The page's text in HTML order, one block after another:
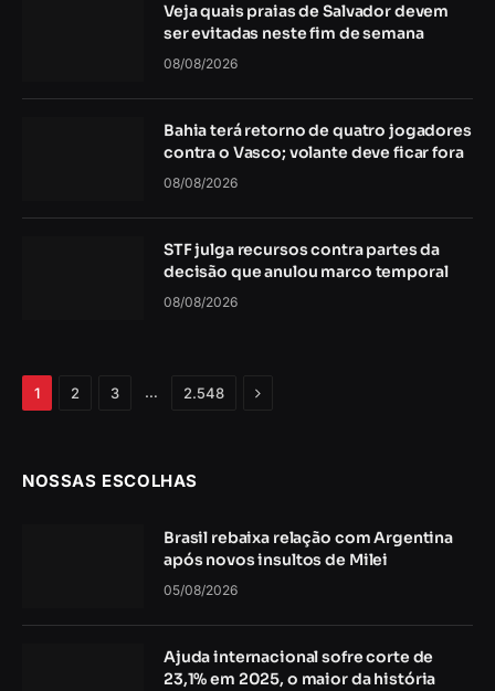
Veja quais praias de Salvador devem
ser evitadas neste fim de semana
08/08/2026
Bahia terá retorno de quatro jogadores
contra o Vasco; volante deve ficar fora
08/08/2026
STF julga recursos contra partes da
decisão que anulou marco temporal
08/08/2026
1 2 3 … 2.548 Próximo
NOSSAS ESCOLHAS
Brasil rebaixa relação com Argentina
após novos insultos de Milei
05/08/2026
Ajuda internacional sofre corte de
23,1% em 2025, o maior da história